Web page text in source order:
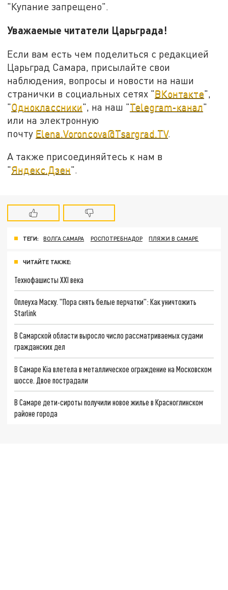
"Купание запрещено".
Уважаемые читатели Царьграда!
Если вам есть чем поделиться с редакцией
Царьград Самара, присылайте свои
наблюдения, вопросы и новости на наши
странички в социальных сетях "ВКонтакте",
"Одноклассники", на наш "Telegram-канал"
или на электронную
почту Elena.Voroncova@Tsargrad.TV.
А также присоединяйтесь к нам в
"Яндекс.Дзен".
ТЕГИ: ВОЛГА САМАРА РОСПОТРЕБНАДОР ПЛЯЖИ В САМАРЕ
ЧИТАЙТЕ ТАКЖЕ:
Технофашисты XXI века
Оплеуха Маску. "Пора снять белые перчатки": Как уничтожить
Starlink
В Самарской области выросло число рассматриваемых судами
гражданских дел
В Самаре Kia влетела в металлическое ограждение на Московском
шоссе. Двое пострадали
В Самаре дети-сироты получили новое жилье в Красноглинском
районе города